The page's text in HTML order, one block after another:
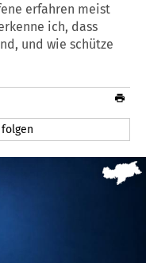
erfahren meist
ich, dass
und wie schütze
folgen